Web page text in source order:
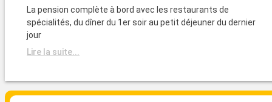
La pension complète à bord avec les restaurants de
spécialités, du dîner du 1er soir au petit déjeuner du dernier
jour
Lire la suite...